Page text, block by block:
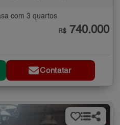
com 3 quartos
R$ 740.000
Contatar